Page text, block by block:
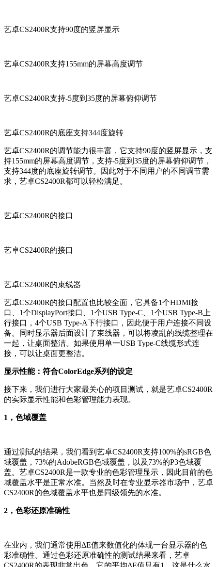
艺卓CS2400R支持90度的竖屏显示
艺卓CS2400R支持155mm的屏幕高度调节
艺卓CS2400R支持-5度到35度的屏幕俯仰调节
艺卓CS2400R的底座支持344度旋转
艺卓CS2400R的调节能力很丰富，它支持90度的竖屏显示，支
持155mm的屏幕高度调节，支持-5度到35度的屏幕俯仰调节，
支持344度的底座旋转调节。因此对于不同用户的不同调节需
求，艺卓CS2400R都可以轻松满足。
艺卓CS2400R的接口
艺卓CS2400R的接口
艺卓CS2400R的束线器
艺卓CS2400R的接口配置也比较全面，它具备1个HDMI接
口、1个DisplayPort接口、1个USB Type-C、1个USB Type-B上
行接口，4个USB Type-A下行接口，因此便于用户连接不同设
备。同时显示器后面设计了束线器，可以将凌乱的线缆整理在
一起，让桌面整洁。如果使用单一USB Type-C线缆形式连
接，可以让桌面更整洁。
显示性能：符合ColorEdge系列的设定
接下来，我们进行大家最关心的项目测试，就是艺卓CS2400R
的实际显示性能和色彩管理能力表现。
1，色域覆盖
通过测试的结果，我们看到艺卓CS2400R支持100%的sRGB色
域覆盖，73%的AdobeRGB色域覆盖，以及73%的P3色域覆
盖。艺卓CS2400R是一款专业的色彩管理显示，因此目前的色
域覆盖水平是正常水准。当然及时在专业显示器市场中，艺卓
CS2400R的色域覆盖水平也是同级领先的水准。
2，色彩还原准确性
在业内，我们通常使用ΔE值来数值化的体现一台显示器的色
彩准确性。通过色彩还原准确性的测试结果来看，艺卓